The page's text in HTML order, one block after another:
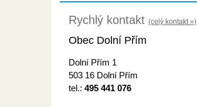
Rychlý kontakt (celý kontakt »)
Obec Dolní Přím
Dolní Přím 1
503 16 Dolní Přím
tel.: 495 441 076